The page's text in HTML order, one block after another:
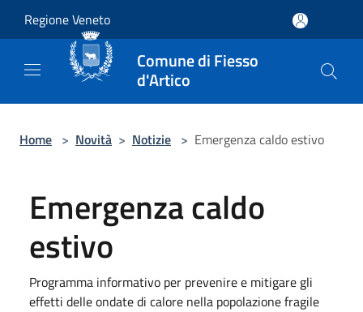
Regione Veneto
Comune di Fiesso
d'Artico
Home > Novità > Notizie > Emergenza caldo estivo
Emergenza caldo
estivo
Programma informativo per prevenire e mitigare gli
effetti delle ondate di calore nella popolazione fragile